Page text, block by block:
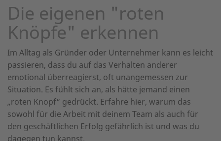
Die eigenen "roten
Knöpfe" erkennen
Im Alltag als Gründer oder Unternehmer kann es leicht
passieren, dass du auf das Verhalten anderer
emotional überreagierst, oft unangemessen zur
Situation. Es fühlt sich an, als hätte jemand einen
„roten Knopf“ gedrückt. Erfahre hier, warum das
sowohl für die Arbeit mit deinem Team als auch für
den geschäftlichen Erfolg gefährlich ist und was du
dagegen tun kannst.